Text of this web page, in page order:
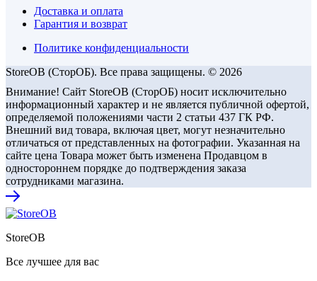
Доставка и оплата
Гарантия и возврат
Политике конфиденциальности
StoreOB (CторОБ). Все права защищены. © 2026
Внимание! Сайт StoreOB (СторОБ) носит исключительно
информационный характер и не является публичной офертой,
определяемой положениями части 2 статьи 437 ГК РФ.
Внешний вид товара, включая цвет, могут незначительно
отличаться от представленных на фотографии. Указанная на
сайте цена Товара может быть изменена Продавцом в
одностороннем порядке до подтверждения заказа
сотрудниками магазина.
StoreOB
Все лучшее для вас